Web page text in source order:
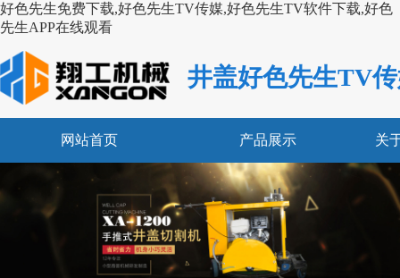
好色先生免费下载,好色先生TV传媒,好色先生TV软件下载,好色
先生APP在线观看
井盖好色先生TV
网站首页 产品展示 关